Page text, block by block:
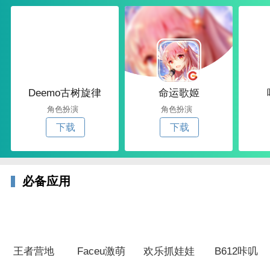
Deemo古树旋律
角色扮演
下载
命运歌姬
角色扮演
下载
必备应用
王者营地 Faceu激萌 欢乐抓娃娃 B612咔叽